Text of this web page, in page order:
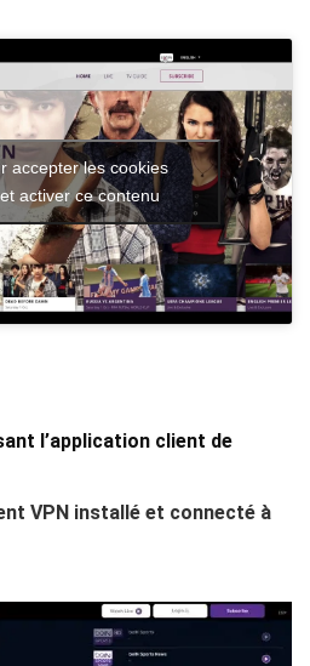
accepter les cookies
activer ce contenu
l’application client de
VPN installé et connecté à